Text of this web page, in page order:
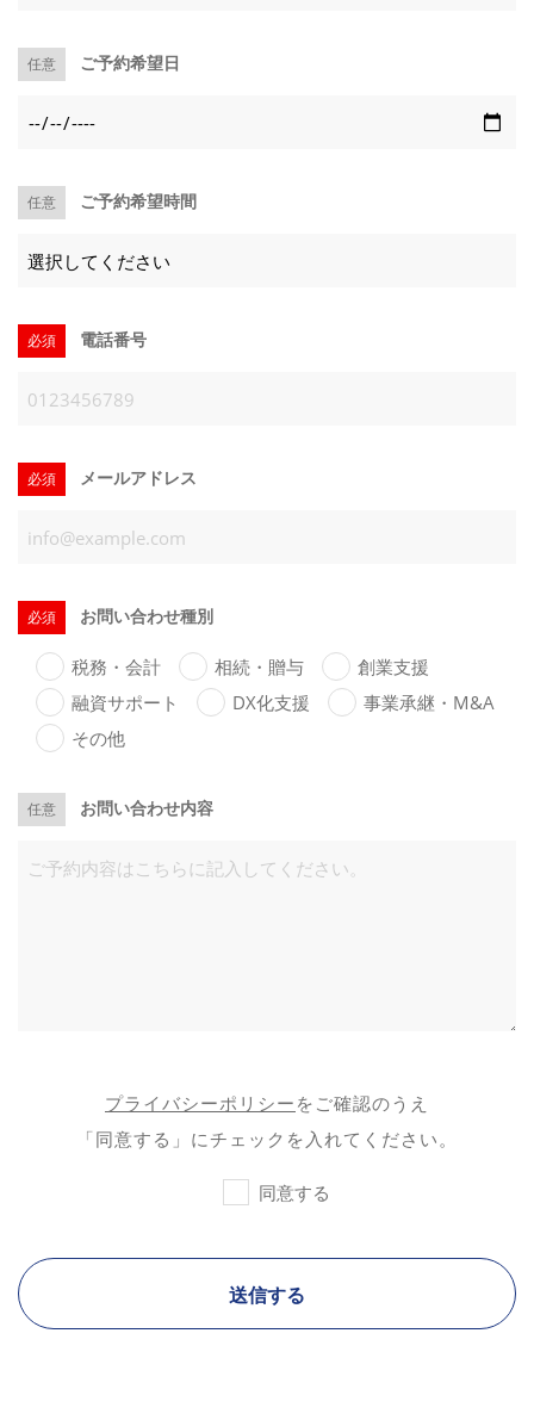
任意 ご予約希望日
任意 ご予約希望時間
必須 電話番号
必須 メールアドレス
必須 お問い合わせ種別
税務・会計 相続・贈与
創業支援
融資サポート
DX化支援
事業承継・M&A
その他
任意 お問い合わせ内容
プライバシーポリシー をご確認のうえ
「同意する」にチェックを入れてください。
同意する
送信する